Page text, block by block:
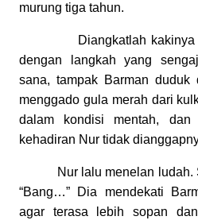
murung tiga tahun.
Diangkatlah
dengan langkah yang
sana, tampak Barman duduk
menggado gula merah dari
dalam kondisi mentah, dan
kehadiran Nur tidak
Nur lalu menelan ludah.
“Bang…” Dia mendekati
agar terasa lebih sopan